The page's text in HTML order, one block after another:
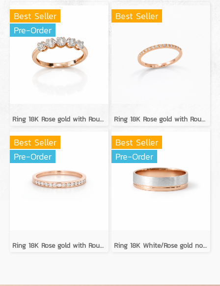
Best Seller
Pre-Order
Ring 18K Rose gold with Round Diamond
Best Seller
Ring 18K Rose gold with Round Diamond
Best Seller
Pre-Order
Ring 18K Rose gold with Round Diamond
Best Seller
Pre-Order
Ring 18K White/Rose gold no diamond